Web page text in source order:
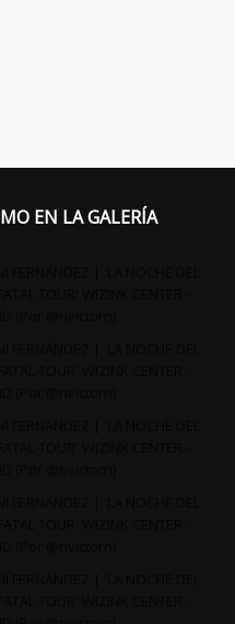
EN LA GALERÍA